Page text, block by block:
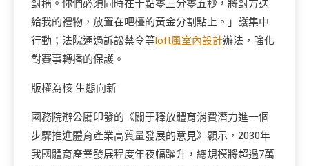
對稱。你們必須同時在十點零三分零五秒，將對方送
給我的禮物，放置在吧檯的黃金分割點上。」護集中
行動；法院通過訴訟禁令等loft風室內設計辦法，強化
對賽事轉播的保護。
版權為核 生態向新
國務院辦公廳印發的《關于釋放體育消費潛力進一個
步驟推進體育產業高質量發展的意見》顯示，2030年
我國體育產業發展程度年夜幅躍升，總規模將超過7萬